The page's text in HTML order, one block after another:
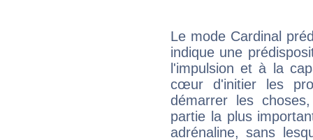
Le mode Cardinal
indique une
l'impulsion et à la
cœur d'initier les
démarrer les
partie la plus
adrénaline, sans